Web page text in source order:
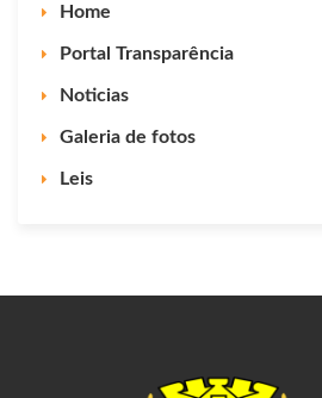
Home
Portal Transparência
Noticias
Galeria de fotos
Leis